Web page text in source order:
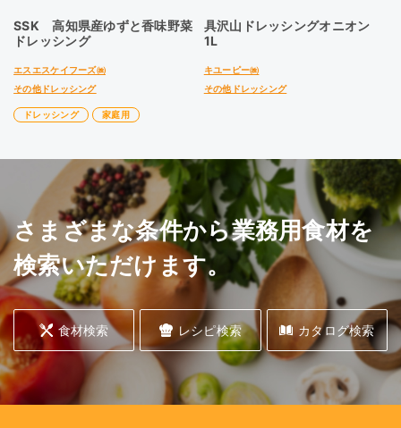
SSK 高知県産ゆずと香味野菜
ドレッシング
エスエスケイフーズ㈱
その他ドレッシング
ドレッシング 家庭用
具沢山ドレッシングオニオン
1L
キユーピー㈱
その他ドレッシング
さまざまな条件から業務用食材を
検索いただけます。
食材検索 レシピ検索 カタログ検索